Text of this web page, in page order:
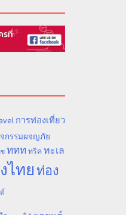
การท่องเที่ยว
กรรมผจญภัย
ททท ทริค ทะเล
ไทยท่อง